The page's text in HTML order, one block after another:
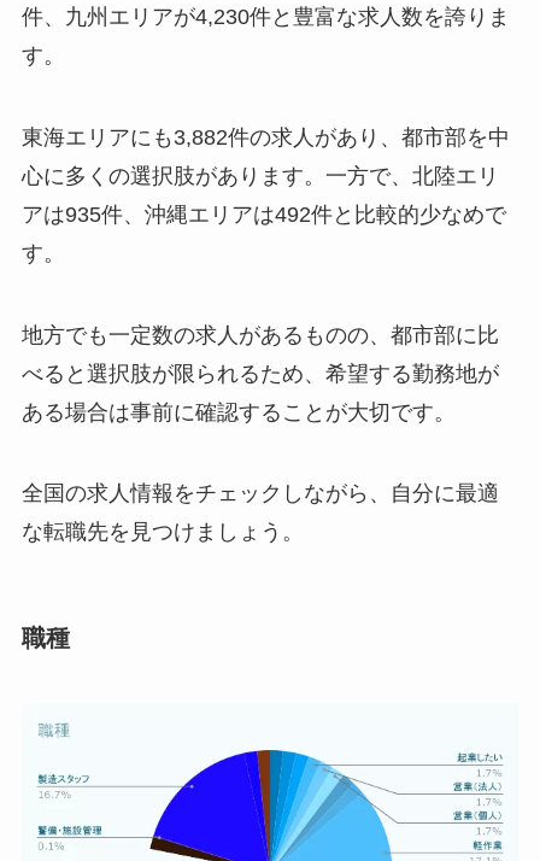
件、九州エリアが4,230件と豊富な求人数を誇りま
す。
東海エリアにも3,882件の求人があり、都市部を中
心に多くの選択肢があります。一方で、北陸エリ
アは935件、沖縄エリアは492件と比較的少なめで
す。
地方でも一定数の求人があるものの、都市部に比
べると選択肢が限られるため、希望する勤務地が
ある場合は事前に確認することが大切です。
全国の求人情報をチェックしながら、自分に最適
な転職先を見つけましょう。
職種